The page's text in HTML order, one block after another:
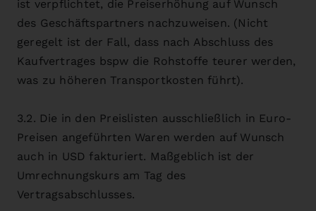
ist verpflichtet, die Preiserhöhung auf Wunsch
des Geschäftspartners nachzuweisen. (Nicht
geregelt ist der Fall, dass nach Abschluss des
Kaufvertrages bspw die Rohstoffe teurer werden,
was zu höheren Transportkosten führt).
3.2. Die in den Preislisten ausschließlich in Euro-
Preisen angeführten Waren werden auf Wunsch
auch in USD fakturiert. Maßgeblich ist der
Umrechnungskurs am Tag des
Vertragsabschlusses.